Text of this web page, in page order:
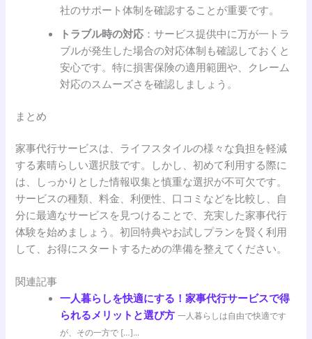
社のサポート体制を確認することが重要です。
トラブル時の対応 ：サービス提供中に万が一トラ
ブルが発生した場合の対応体制も確認しておくと
安心です。特に損害保険の適用範囲や、クレーム
対応のスムーズさを確認しましょう。
まとめ
家事代行サービスは、ライフスタイルの様々な負担を軽減
する素晴らしい選択肢です。しかし、初めて利用する際に
は、しっかりとした情報収集と慎重な選択が不可欠です。
サービスの種類、料金、利便性、口コミなどを比較し、自
分に最適なサービスを見つけることで、充実した家事代行
体験を始めましょう。初回特典やお試しプランを賢く利用
して、お得にスタートするための準備を整えてください。
関連記事
一人暮らしを快適にする！家事代行サービスで得
られるメリットと選び方 一人暮らしは自由で快適です
が、その一方で […]...